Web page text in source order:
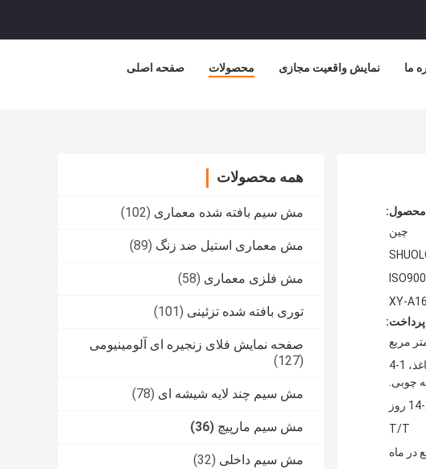
صفحه اصلی محصولات نمایش واقعیت مجازی ما
همه محصولات
مش سیم بافته شده معماری (102)
مش معماری استیل ضد زنگ (89)
مش فلزی معماری (58)
توری بافته شده تزئینی (101)
صفحه نمایش فلای زنجیره ای آلومینیومی
(127)
مش سیم چند لایه شیشه ای (78)
مش سیم مارپیچ (36)
مش سیم داخلی (32)
محصول:
چین
XY-
پرداخت:
بسته بندی هر عدد / رول توسط کاغذ، 1-4
روز
T/T